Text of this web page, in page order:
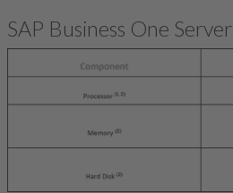
SAP Business One Server